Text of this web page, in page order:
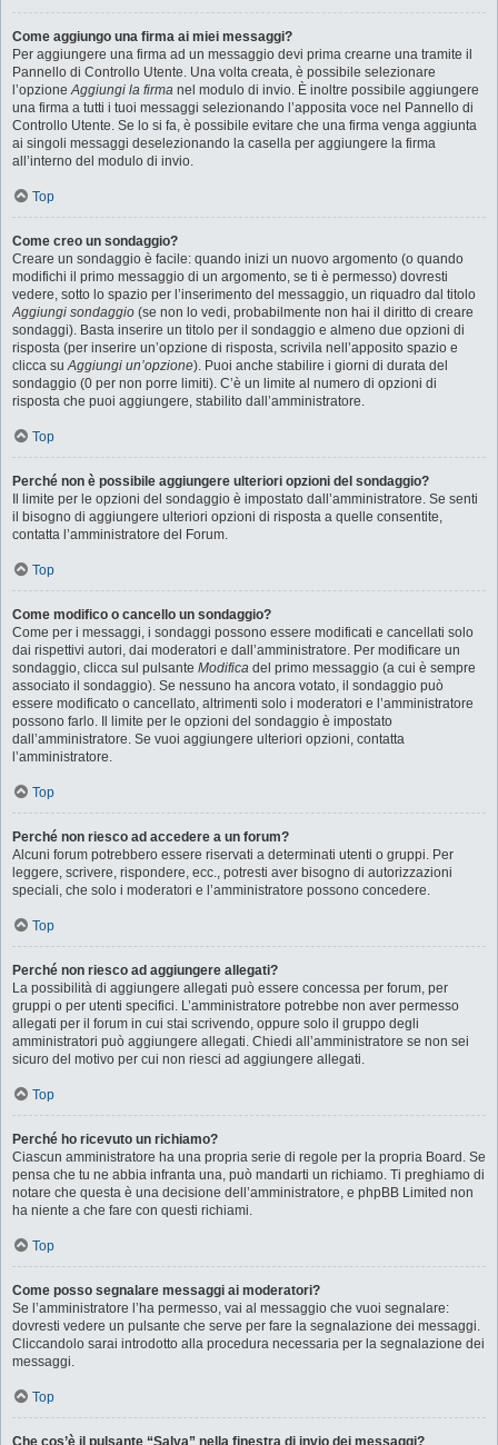
Come aggiungo una firma ai miei messaggi?
Per aggiungere una firma ad un messaggio devi prima crearne una tramite il
Pannello di Controllo Utente. Una volta creata, è possibile selezionare
l’opzioneAggiungi la firma nel modulo di invio. È inoltre possibile aggiungere
una firma a tutti i tuoi messaggi selezionando l’apposita voce nel Pannello di
Controllo Utente. Se lo si fa, è possibile evitare che una firma venga aggiunta
ai singoli messaggi deselezionando la casella per aggiungere la firma
all’interno del modulo di invio.
Top
Come creo un sondaggio?
Creare un sondaggio è facile: quando inizi un nuovo argomento (o quando
modifichi il primo messaggio di un argomento, se ti è permesso) dovresti
vedere, sotto lo spazio per l’inserimento del messaggio, un riquadro dal titolo
Aggiungi sondaggio (se non lo vedi, probabilmente non hai il diritto di creare
sondaggi). Basta inserire un titolo per il sondaggio e almeno due opzioni di
risposta (per inserire un’opzione di risposta, scrivila nell’apposito spazio e
clicca suAggiungi un’opzione). Puoi anche stabilire i giorni di durata del
sondaggio (0 per non porre limiti). C’è un limite al numero di opzioni di
risposta che puoi aggiungere, stabilito dall’amministratore.
Top
Perché non è possibile aggiungere ulteriori opzioni del sondaggio?
Il limite per le opzioni del sondaggio è impostato dall’amministratore. Se senti
il bisogno di aggiungere ulteriori opzioni di risposta a quelle consentite,
contatta l’amministratore del Forum.
Top
Come modifico o cancello un sondaggio?
Come per i messaggi, i sondaggi possono essere modificati e cancellati solo
dai rispettivi autori, dai moderatori e dall’amministratore. Per modificare un
sondaggio, clicca sul pulsante Modifica del primo messaggio (a cui è sempre
associato il sondaggio). Se nessuno ha ancora votato, il sondaggio può
essere modificato o cancellato, altrimenti solo i moderatori e l’amministratore
possono farlo. Il limite per le opzioni del sondaggio è impostato
dall’amministratore. Se vuoi aggiungere ulteriori opzioni, contatta
l’amministratore.
Top
Perché non riesco ad accedere a un forum?
Alcuni forum potrebbero essere riservati a determinati utenti o gruppi. Per
leggere, scrivere, rispondere, ecc., potresti aver bisogno di autorizzazioni
speciali, che solo i moderatori e l’amministratore possono concedere.
Top
Perché non riesco ad aggiungere allegati?
La possibilità di aggiungere allegati può essere concessa per forum, per
gruppi o per utenti specifici. L’amministratore potrebbe non aver permesso
allegati per il forum in cui stai scrivendo, oppure solo il gruppo degli
amministratori può aggiungere allegati. Chiedi all’amministratore se non sei
sicuro del motivo per cui non riesci ad aggiungere allegati.
Top
Perché ho ricevuto un richiamo?
Ciascun amministratore ha una propria serie di regole per la propria Board. Se
pensa che tu ne abbia infranta una, può mandarti un richiamo. Ti preghiamo di
notare che questa è una decisione dell’amministratore, e phpBB Limited non
ha niente a che fare con questi richiami.
Top
Come posso segnalare messaggi ai moderatori?
Se l’amministratore l’ha permesso, vai al messaggio che vuoi segnalare:
dovresti vedere un pulsante che serve per fare la segnalazione dei messaggi.
Cliccandolo sarai introdotto alla procedura necessaria per la segnalazione dei
messaggi.
Top
Che cos’è il pulsante “Salva” nella finestra di invio dei messaggi?